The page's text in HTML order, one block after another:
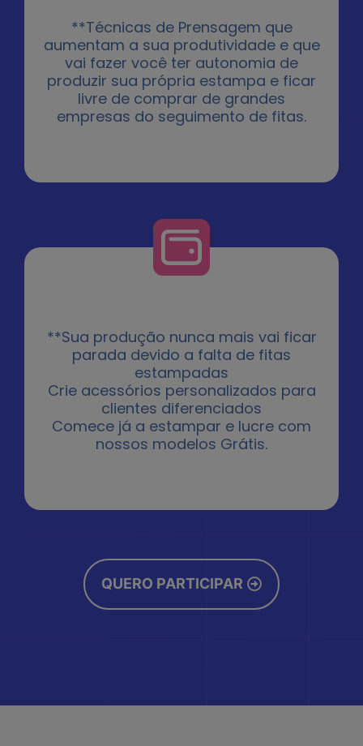
**Técnicas de Prensagem que
aumentam a sua produtividade e que
vai fazer você ter autonomia de
produzir sua própria estampa e ficar
livre de comprar de grandes
empresas do seguimento de fitas.
**Sua produção nunca mais vai ficar
parada devido a falta de fitas
estampadas
Crie acessórios personalizados para
clientes diferenciados
Comece já a estampar e lucre com
nossos modelos Grátis.
QUERO PARTICIPAR